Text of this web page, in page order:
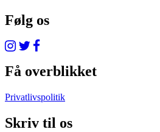
Følg os
Få overblikket
Privatlivspolitik
Skriv til os